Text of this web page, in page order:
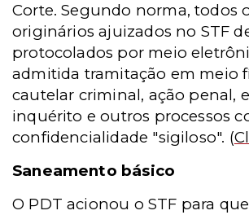
Corte. Segundo norma, todos
originários ajuizados no STF
protocolados por meio
admitida tramitação em meio
cautelar criminal, ação penal,
inquérito e outros processos
confidencialidade "sigiloso". (
Saneamento básico
O PDT acionou o STF para